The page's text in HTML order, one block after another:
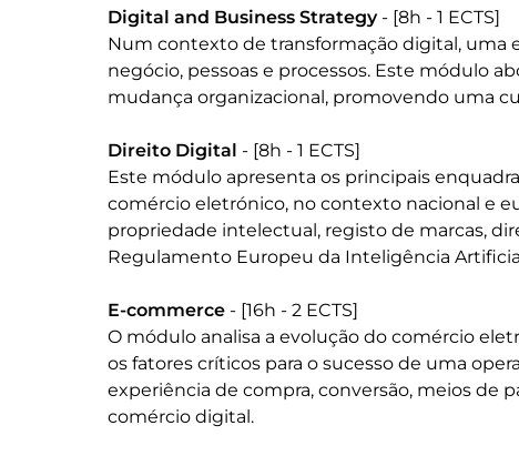
Digital and Business Strategy - [8h - 1 ECTS]
Num contexto de transformação digital, uma
negócio, pessoas e processos. Este módulo
mudança organizacional, promovendo uma
Direito Digital - [8h - 1 ECTS]
Este módulo apresenta os principais
comércio eletrónico, no contexto nacional e
propriedade intelectual, registo de marcas,
Regulamento Europeu da Inteligência
E-commerce - [16h - 2 ECTS]
O módulo analisa a evolução do comércio
os fatores críticos para o sucesso de uma
experiência de compra, conversão, meios de
comércio digital.